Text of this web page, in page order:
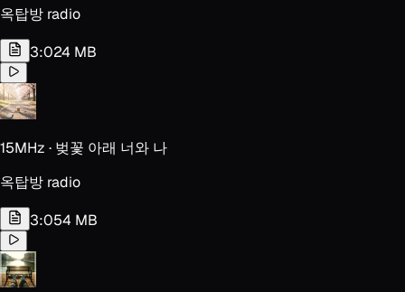
옥탑방 radio
3:024 MB
15MHz · 벚꽃 아래 너와 나
옥탑방 radio
3:054 MB